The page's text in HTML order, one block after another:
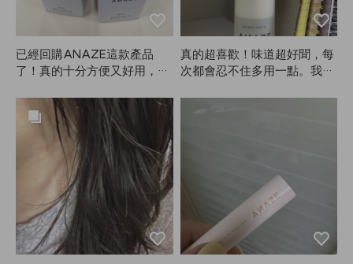
已經回購ANAZE這款產品
了！真的十分方便又好用，同
顯眼，大家都爭著問我要購買
連結！超級受歡迎的好物，推
薦給大家。
真的超喜歡！味道超好聞，每
次都會忍不住多用一點。我是